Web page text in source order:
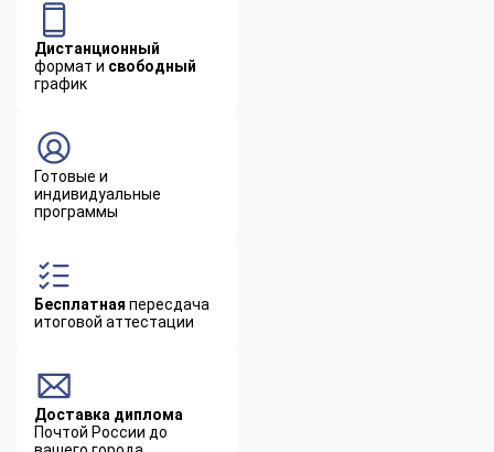
Дистанционный
формат и свободный
график
Готовые и
индивидуальные
программы
Бесплатная пересдача
итоговой аттестации
Доставка диплома
Почтой России до